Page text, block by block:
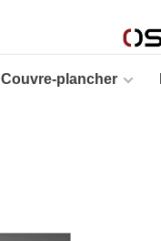
Couvre-plancher